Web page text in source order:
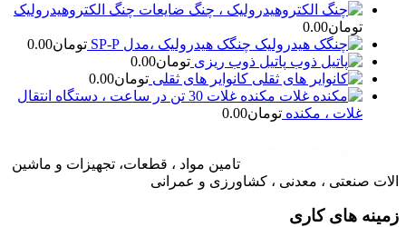
چنگ الکتروهیدرولیک
تومان0.00
چنگک هیدرولیک ،مدل SP-P
تومان0.00
پاتیل ذوب ریزی تومان0.00
کانوایر های ثقلی تومان0.00
مکنده غلات 30 تن در ساعت ، دستگاه انتقال
غلات ، مکنده تومان0.00
تامین مواد ، قطعات، تجهیزات و ماشین
الات صنعتی ، معدنی ، کشاورزی و عمرانی
زمینه های کاری